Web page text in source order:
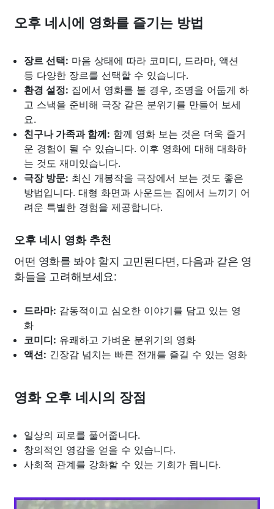
오후 네시에 영화를 즐기는 방법
장르 선택: 마음 상태에 따라 코미디, 드라마, 액션
등 다양한 장르를 선택할 수 있습니다.
환경 설정: 집에서 영화를 볼 경우, 조명을 어둡게 하
고 스낵을 준비해 극장 같은 분위기를 만들어 보세
요.
친구나 가족과 함께: 함께 영화 보는 것은 더욱 즐거
운 경험이 될 수 있습니다. 이후 영화에 대해 대화하
는 것도 재미있습니다.
극장 방문: 최신 개봉작을 극장에서 보는 것도 좋은
방법입니다. 대형 화면과 사운드는 집에서 느끼기 어
려운 특별한 경험을 제공합니다.
오후 네시 영화 추천
어떤 영화를 봐야 할지 고민된다면, 다음과 같은 영
화들을 고려해보세요:
드라마: 감동적이고 심오한 이야기를 담고 있는 영
화
코미디: 유쾌하고 가벼운 분위기의 영화
액션: 긴장감 넘치는 빠른 전개를 즐길 수 있는 영화
영화 오후 네시의 장점
일상의 피로를 풀어줍니다.
창의적인 영감을 얻을 수 있습니다.
사회적 관계를 강화할 수 있는 기회가 됩니다.